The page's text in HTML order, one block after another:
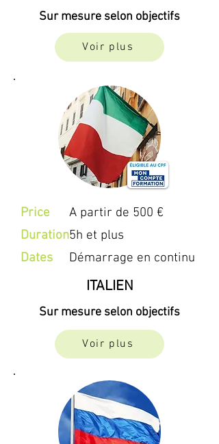
Sur mesure selon objectifs
Voir plus
Price
Duration
Dates
A partir de 500 €
5h et plus
Démarrage en continu
ITALIEN
Sur mesure selon objectifs
Voir plus